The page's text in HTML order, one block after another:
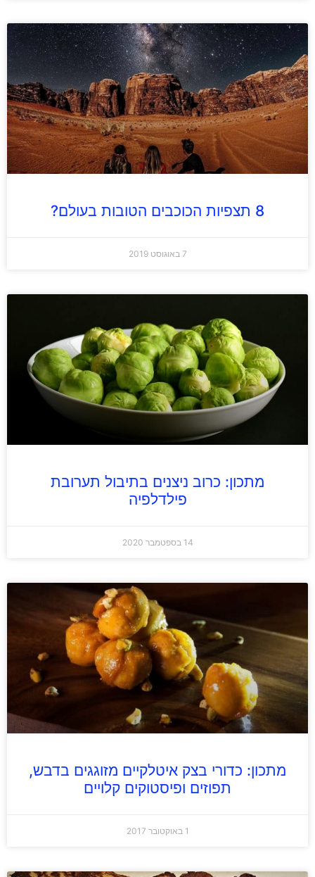
8 תצפיות הכוכבים הטובות בעולם?
7 באוגוסט 2019
מתכון: כרוב ניצנים בתיבול תערובת
פילדלפיה
14 בספטמבר 2020
מתכון: כדורי בצק איטלקיים מזוגגים בדבש,
תפוזים ופיסטוקים קלויים
1 באוקטובר 2017